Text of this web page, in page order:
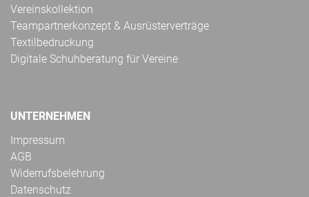
Vereinskollektion
Teampartnerkonzept & Ausrüsterverträge
Textilbedruckung
Digitale Schuhberatung für Vereine
UNTERNEHMEN
Impressum
AGB
Widerrufsbelehrung
Datenschutz